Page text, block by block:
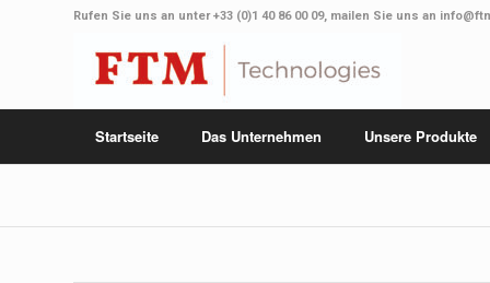
Rufen Sie uns an unter+33 (0)1 40 86 00 09, mailen Sie uns an
Startseite Das Unternehmen Unsere Produkte